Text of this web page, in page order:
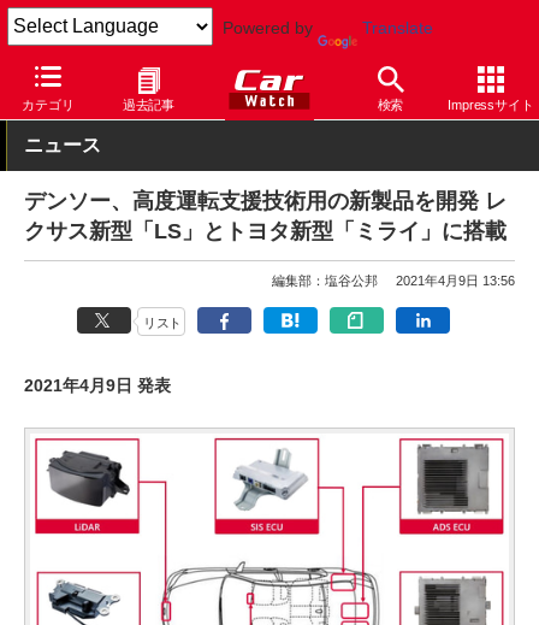
Powered by Translate
カテゴリ 過去記事 検索 Impressサイト
Car Watch テクノロジー 安全 先進安全
ニュース
デンソー、高度運転支援技術用の新製品を開発 レ
クサス新型「LS」とトヨタ新型「ミライ」に搭載
編集部：塩谷公邦 2021年4月9日 13:56
リスト
2021年4月9日 発表